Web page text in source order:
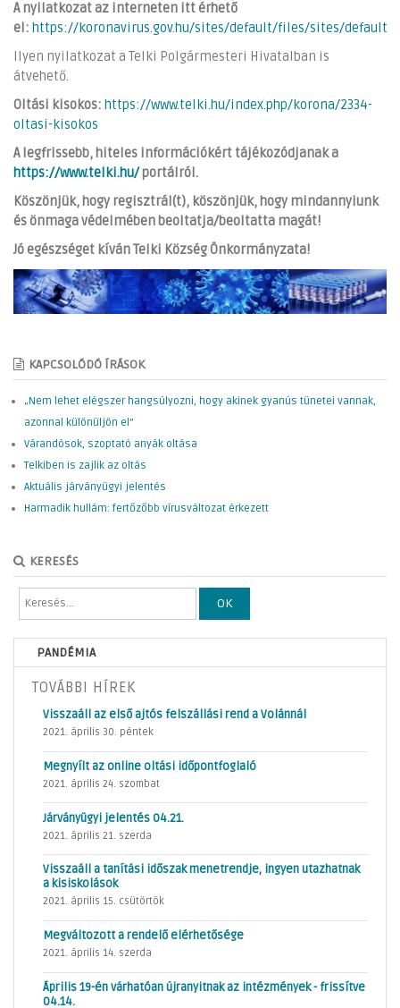
A nyilatkozat az interneten itt érhető
el: https://koronavirus.gov.hu/sites/default/files/sites/
Ilyen nyilatkozat a Telki Polgármesteri Hivatalban is
átvehető.
Oltási kisokos: https://www.telki.hu/index.php/korona/2334-
oltasi-kisokos
A legfrissebb, hiteles információkért tájékozódjanak a
https://www.telki.hu/portálról.
Köszönjük, hogy regisztrál(t), köszönjük, hogy mindannyiunk
és önmaga védelmében beoltatja/beoltatta magát!
Jó egészséget kíván Telki Község Önkormányzata!
KAPCSOLÓDÓ ÍRÁSOK
„Nem lehet elégszer hangsúlyozni, hogy akinek gyanús tünetei vannak,
azonnal különüljön el”
Várandósok, szoptató anyák oltása
Telkiben is zajlik az oltás
Aktuális járványügyi jelentés
Harmadik hullám: fertőzőbb vírusváltozat érkezett
KERESÉS
OK
PANDÉMIA
TOVÁBBI HÍREK
Visszaáll az első ajtós felszállási rend a Volánnál
2021. április 30. péntek
Megnyílt az online oltási időpontfoglaló
2021. április 24. szombat
Járványügyi jelentés 04.21.
2021. április 21. szerda
Visszaáll a tanítási időszak menetrendje, ingyen utazhatnak
a kisiskolások
2021. április 15. csütörtök
Megváltozott a rendelő elérhetősége
2021. április 14. szerda
Április 19-én várhatóan újranyitnak az intézmények - frissítve
04.14.